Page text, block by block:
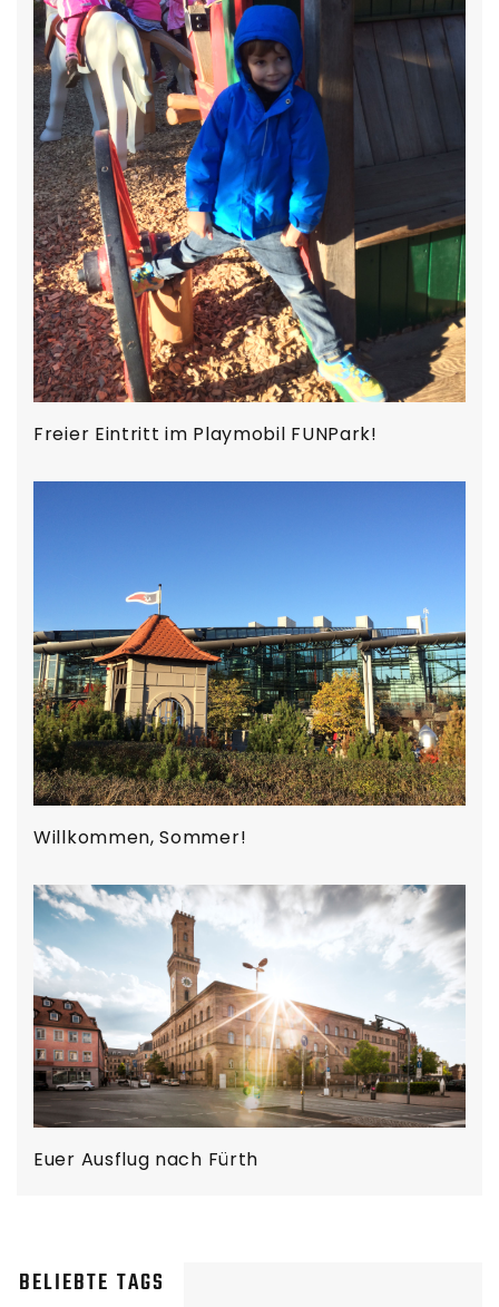
Freier Eintritt im Playmobil FUNPark!
Willkommen, Sommer!
Euer Ausflug nach Fürth
BELIEBTE TAGS